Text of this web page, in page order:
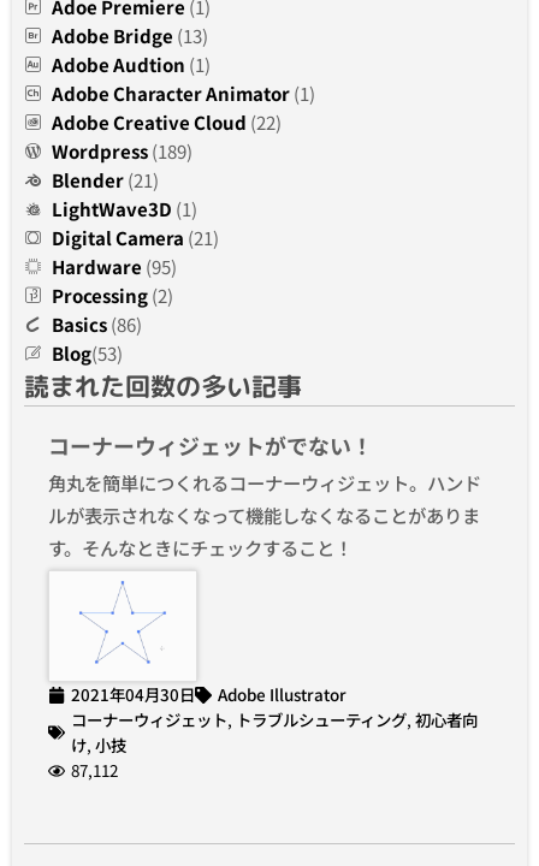
Adoe Premiere (1)
Adobe Bridge (13)
Adobe Audtion (1)
Adobe Character Animator(1)
Adobe Creative Cloud (22)
Wordpress(189)
Blender(21)
LightWave3D (1)
Digital Camera (21)
Hardware (95)
Processing(2)
Basics(86)
Blog(53)
読まれた回数の多い記事
コーナーウィジェットがでない！
角丸を簡単につくれるコーナーウィジェット。ハンド
ルが表示されなくなって機能しなくなることがありま
す。そんなときにチェックすること！
2021年04月30日
Adobe Illustrator
コーナーウィジェット, トラブルシューティング, 初心者向
け, 小技
87,112